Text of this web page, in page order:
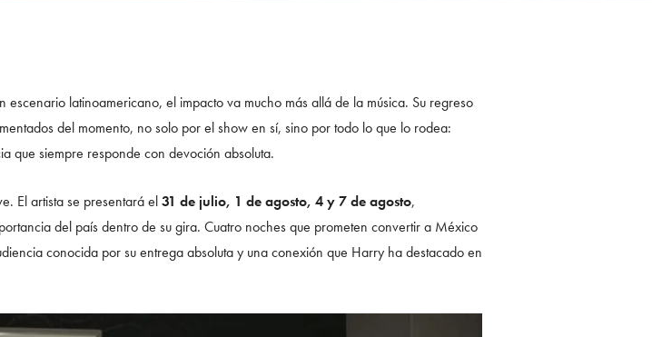
escenario latinoamericano, el impacto va mucho más allá de la música. Su regreso
del momento, no solo por el show en sí, sino por todo lo que lo rodea:
que siempre responde con devoción absoluta.
El artista se presentará el31 de julio, 1 de agosto, 4 y 7 de agosto,
del país dentro de su gira. Cuatro noches que prometen convertir a México
conocida por su entrega absoluta y una conexión que Harry ha destacado en